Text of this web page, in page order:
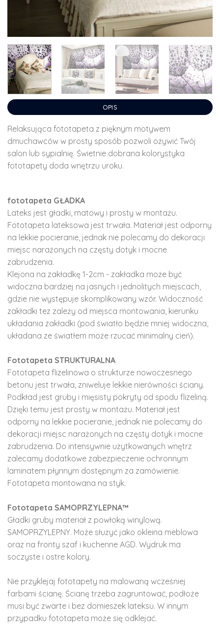
OPIS
Relaksująca fototapeta z pięknym motywem
dmuchawców w prosty sposób pozwoli ożywić Twój
salon lub sypialnię. Świetnie dobrana kolorystyka
fototapety doda wnętrzu uroku.
fototapeta GŁADKA
Lateks jest gładki, matowy i prosty w montażu.
Fototapeta lateksowa jest trwała. Materiał jest odporny
na lekkie pocieranie, jednak nie polecamy do dekoracji
miejsc narażonych na częsty dotyk i mocne
zabrudzenia.
Klejona na zakładkę 1-2cm - zakładka może być
widoczna bardziej na jasnych i jednolitych miejscach,
gdzie nie występuje skomplikowany wzór. Widoczność
zakładki tez zależy od miejsca montowania, kierunku
układania zakładki (pod światło będzie mniej widoczna,
układana ze światłem może rzucać minimalny cień).
Fototapeta STRUKTURALNA
Fototapeta flizelinowa o strukturze nowoczesnego
betonu jest trwała, zniweluje lekkie nierówności ściany.
Podkład jest gruby i mięsisty pokryty od spodu flizeliną.
Dzięki temu jest prosty w montażu. Materiał jest
odporny na lekkie pocieranie, jednak nie polecamy do
dekoracji miejsc narażonych na częsty dotyk i mocne
zabrudzenia. Do intensywnie użytkowanych wnętrz
zalecamy dodatkowe zabezpieczenie ochronnym
laminatem płynnym dostępnym za zamówienie.
Fototapeta montowana na styk.
Fototapeta SAMOPRZYLEPNA™
Gładki gruby materiał z powłoką winylową.
SAMOPRZYLEPNY. Może służyć jako okleina meblowa
oraz na fronty szaf i kuchenne AGD. Wydruk ma
soczyste i ostre kolory.
Nie przyklejaj fototapety na malowaną wcześniej
farbami ścianę. Ścianę trzeba zagruntować, podłoże
musi być zwarte i bez domieszek lateksu. W innym
przypadku fototapeta może się odklejać.